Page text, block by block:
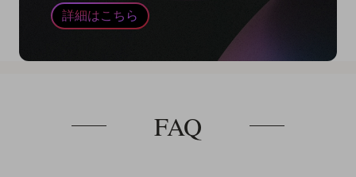
詳細はこちら
FAQ